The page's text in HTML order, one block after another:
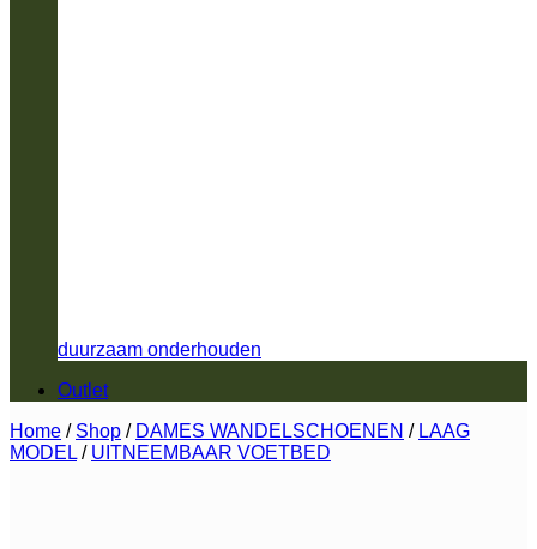
duurzaam onderhouden
Outlet
Home / Shop / DAMES WANDELSCHOENEN / LAAG
MODEL / UITNEEMBAAR VOETBED